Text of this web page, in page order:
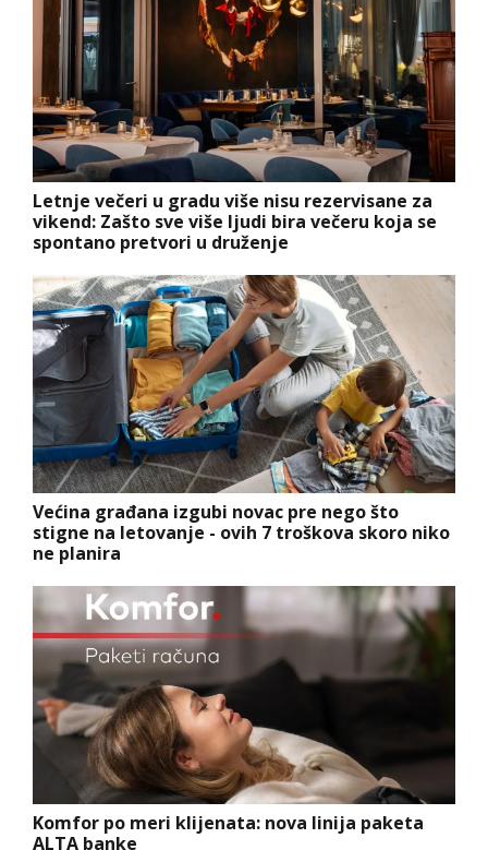
Letnje večeri u gradu više nisu rezervisane za
vikend: Zašto sve više ljudi bira večeru koja se
spontano pretvori u druženje
Većina građana izgubi novac pre nego što
stigne na letovanje - ovih 7 troškova skoro niko
ne planira
Komfor po meri klijenata: nova linija paketa
ALTA banke